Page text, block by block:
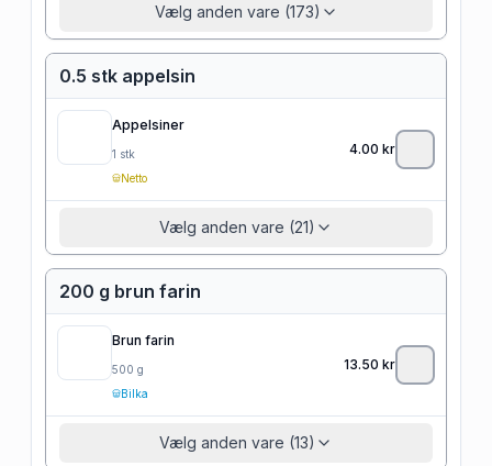
Vælg anden vare (173)
0.5 stk appelsin
Appelsiner
1 stk
Netto
4.00 kr
Vælg anden vare (21)
200 g brun farin
Brun farin
500 g
Bilka
13.50 kr
Vælg anden vare (13)